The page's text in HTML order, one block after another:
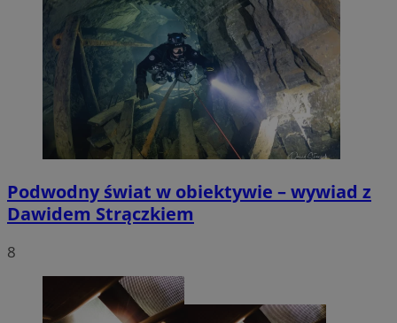
Podwodny świat w obiektywie – wywiad z
Dawidem Strączkiem
8